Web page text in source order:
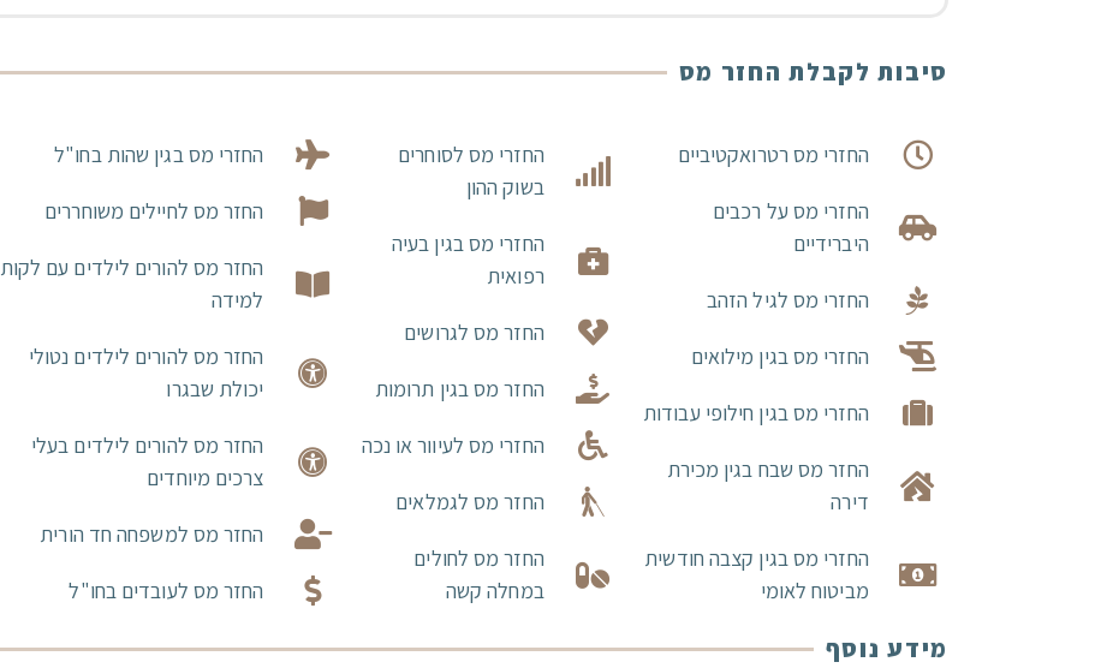
סיבות לקבלת החזר מס
החזרי מס רטרואקטיביים
החזרי מס על רכבים
היברידיים
החזרי מס לגיל הזהב
החזרי מס בגין מילואים
החזרי מס בגין חילופי עבודות
החזר מס שבח בגין מכירת
דירה
החזרי מס בגין קצבה חודשית
מביטוח לאומי
החזרי מס לסוחרים
בשוק ההון
החזרי מס בגין בעיה
רפואית
החזר מס לגרושים
החזר מס בגין תרומות
החזרי מס לעיוור או נכה
החזר מס לגמלאים
החזר מס לחולים
במחלה קשה
החזרי מס בגין שהות בחו"ל
החזר מס לחיילים משוחררים
החזר מס להורים לילדים עם לקות
למידה
החזר מס להורים לילדים נטולי
יכולת שבגרו
החזר מס להורים לילדים בעלי
צרכים מיוחדים
החזר מס למשפחה חד הורית
החזר מס לעובדים בחו"ל
מידע נוסף